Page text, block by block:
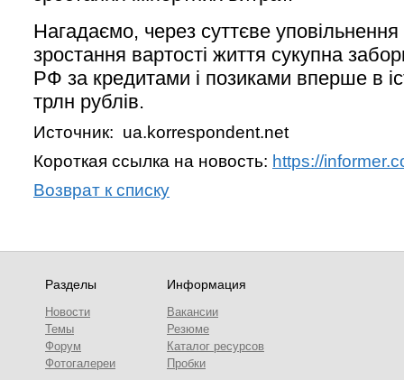
Нагадаємо, через суттєве уповільнення
зростання вартості життя сукупна
РФ за кредитами і позиками вперше в
трлн рублів.
Источник: ua.korrespondent.net
Короткая ссылка на новость: https://
Возврат к списку
Разделы
Новости
Темы
Форум
Фотогалереи
Информация
Вакансии
Резюме
Каталог ресурсов
Пробки